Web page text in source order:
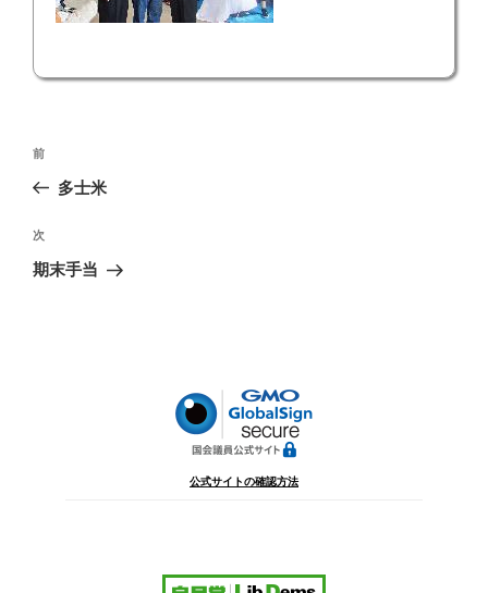
投
ビ
ゲ
前
の
稿
前
多士米
次
の
次
期末手当
公式サイトの確認方法